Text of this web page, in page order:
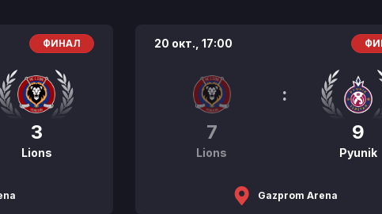
ФИНАЛ
3
Lions
20 окт., 17:00
7
Lions
:
9
Pyunik
Gazprom Arena